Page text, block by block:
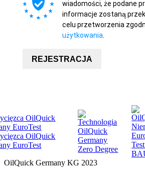
wiadomości, że podane
informacje zostaną
celu przetworzenia
użytkowania
REJESTRACJA
OilQuick Germany KG 2023